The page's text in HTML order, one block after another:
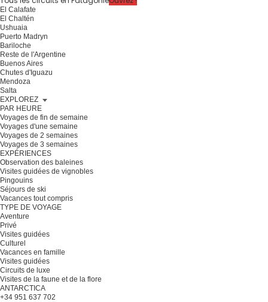
El Calafate
El Chaltén
Ushuaia
Puerto Madryn
Bariloche
Reste de l'Argentine
Buenos Aires
Chutes d'Iguazu
Mendoza
Salta
EXPLOREZ
PAR HEURE
Voyages de fin de semaine
Voyages d'une semaine
Voyages de 2 semaines
Voyages de 3 semaines
EXPÉRIENCES
Observation des baleines
Visites guidées de vignobles
Pingouins
Séjours de ski
Vacances tout compris
TYPE DE VOYAGE
Aventure
Privé
Visites guidées
Culturel
Vacances en famille
Visites guidées
Circuits de luxe
Visites de la faune et de la flore
ANTARCTICA
+34 951 637 702